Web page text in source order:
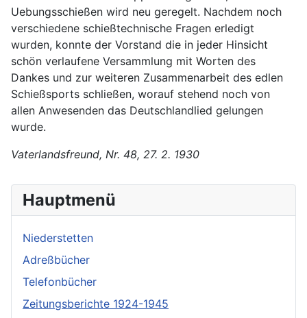
Uebungsschießen wird neu geregelt. Nachdem noch
verschiedene schießtechnische Fragen erledigt
wurden, konnte der Vorstand die in jeder Hinsicht
schön verlaufene Versammlung mit Worten des
Dankes und zur weiteren Zusammenarbeit des edlen
Schießsports schließen, worauf stehend noch von
allen Anwesenden das Deutschlandlied gelungen
wurde.
Vaterlandsfreund, Nr. 48, 27. 2. 1930
Hauptmenü
Niederstetten
Adreßbücher
Telefonbücher
Zeitungsberichte 1924-1945